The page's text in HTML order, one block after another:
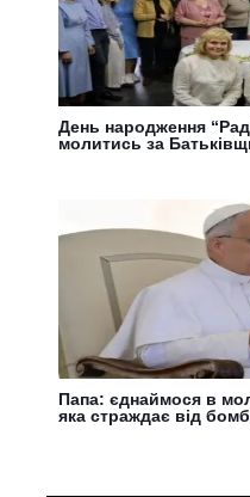
День народження
молитись за
Папа: єднаймося в
яка страждає від